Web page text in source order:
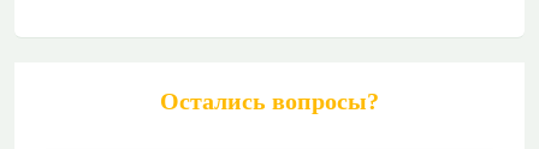
Остались вопросы?